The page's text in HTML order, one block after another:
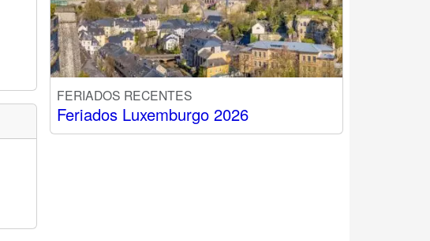
FERIADOS RECENTES
Feriados Luxemburgo 2026